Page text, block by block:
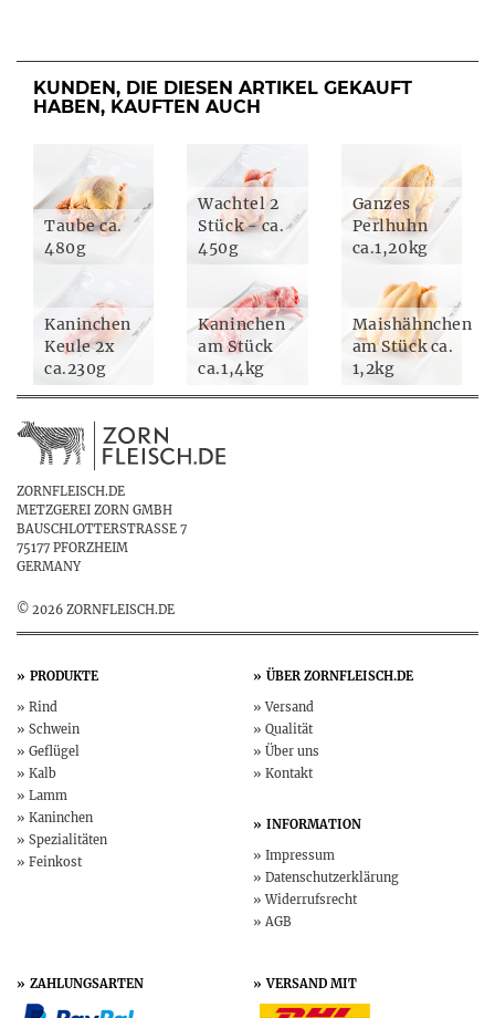
KUNDEN, DIE DIESEN ARTIKEL GEKAUFT
HABEN, KAUFTEN AUCH
Taube ca.
480g
Wachtel 2
Stück - ca.
450g
Ganzes
Perlhuhn
ca.1,20kg
Kaninchen
Keule 2x
ca.230g
Kaninchen
am Stück
ca.1,4kg
Maishähnchen
am Stück ca.
1,2kg
ZORNFLEISCH.DE
METZGEREI ZORN GMBH
BAUSCHLOTTERSTRASSE 7
75177 PFORZHEIM
GERMANY
© 2026 ZORNFLEISCH.DE
PRODUKTE
Rind
Schwein
Geflügel
Kalb
Lamm
Kaninchen
Spezialitäten
Feinkost
ÜBER ZORNFLEISCH.DE
Versand
Qualität
Über uns
Kontakt
INFORMATION
Impressum
Datenschutz­erklärung
Widerruf­srecht
AGB
ZAHLUNGSARTEN VERSAND MIT